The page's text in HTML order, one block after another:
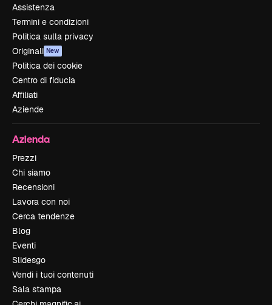
Assistenza
Termini e condizioni
Politica sulla privacy
Originali New
Politica dei cookie
Centro di fiducia
Affiliati
Aziende
Azienda
Prezzi
Chi siamo
Recensioni
Lavora con noi
Cerca tendenze
Blog
Eventi
Slidesgo
Vendi i tuoi contenuti
Sala stampa